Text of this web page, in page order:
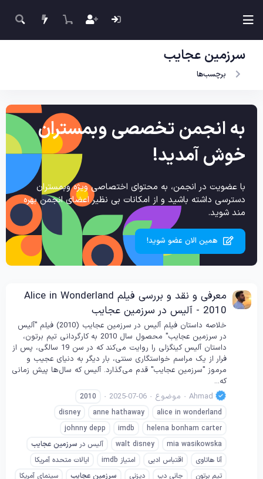
سرزمین عجایب
برچسب‌ها
به انجمن تخصصی وبمستران
خوش آمدید!
با عضویت در انجمن، به محتوای اختصاصی ویژه وبمستران
دسترسی داشته باشید و از امکانات بی نظیر اعضای انجمن بهره
مند شوید.
همین الان عضو شوید!
معرفی و نقد و بررسی فیلم Alice in Wonderland
2010 - آلیس در سرزمین عجایب
خلاصه داستان فیلم آلیس در سرزمین عجایب (2010) فیلم "آلیس
در سرزمین عجایب" محصول سال 2010 به کارگردانی تیم برتون،
داستان آلیس کینگزلی را روایت می‌کند که در سن 19 سالگی، پس از
فرار از یک مراسم خواستگاری سنتی، بار دیگر به دنیای عجیب و
مرموز "سرزمین عجایب" قدم می‌گذارد. آلیس که سال‌ها پیش زمانی
که...
Ahmad
موضوع 2025-07-06
2010
alice in wonderland
anne hathaway
disney
helena bonham carter
imdb
johnny depp
mia wasikowska
walt disney آلیس در سرزمین عجایب
آنا هاتاوی
اقتباس ادبی امتیاز imdb
ایالات متحده آمریکا
تیم برتون
جانی دپ دیزنی سرزمین عجایب
سینمای آمریکا